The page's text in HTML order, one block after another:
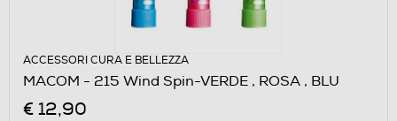
ACCESSORI CURA E BELLEZZA
MACOM - 215 Wind Spin-VERDE , ROSA , BLU
€ 12,90